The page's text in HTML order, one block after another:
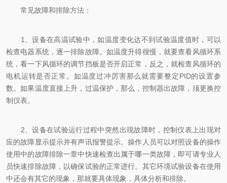
常见故障和排除方法：
1、设备在高温试验中，如温度变化达不到试验温度值时，可以
检查电器系统，逐一排除故障。如温度升得很慢，就要查看风循环系
统，看一下风循环的调节挡板是否开启正常，反之，就检查风循环的
电机运转是否正常。如温度过冲厉害那么就需要整定PID的设置参
数。如果温度直接上升，过温保护，那么，控制器出故障，须更换控
制仪表。
2、设备在试验运行过程中突然出现故障时，控制仪表上出现对
应的故障显示提示并有声讯报警提示。操作人员可以对照设备的操作
使用中的故障排除一章中快速检查出属于哪一类故障，即可请专业人
员快速排除故障，以确保试验的正常进行。其它环境试验设备在使用
中还会有其它的现象，那就要具体现象，具体分析和排除。